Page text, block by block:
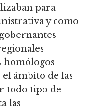
para
y como
homólogos
ámbito de las
todo tipo de
las